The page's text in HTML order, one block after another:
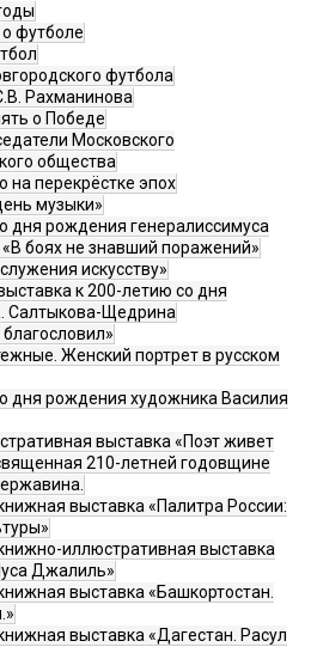
футболе
футбола
Рахманинова
о Победе
Московского
общества
на перекрёстке эпох
музыки»
дня рождения генералиссимуса
боях не знавший поражений»
искусству»
к 200-летию со дня
Салтыкова-Щедрина
Женский портрет в русском
дня рождения художника Василия
выставка «Поэт живет
210-летней годовщине
выставка «Палитра России:
иллюстративная выставка
Джалиль»
выставка «Башкортостан.
выставка «Дагестан. Расул